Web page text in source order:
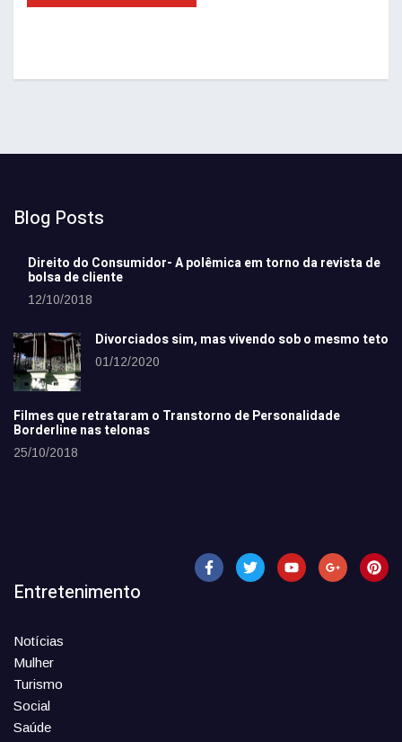
Blog Posts
Direito do Consumidor- A polêmica em torno da revista de
bolsa de cliente
12/10/2018
Divorciados sim, mas vivendo sob o mesmo teto
01/12/2020
Filmes que retrataram o Transtorno de Personalidade
Borderline nas telonas
25/10/2018
Entretenimento
Notícias
Mulher
Turismo
Social
Saúde